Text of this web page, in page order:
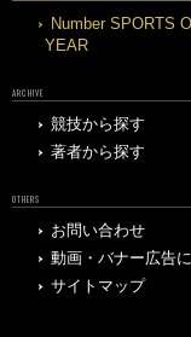
Number SPORTS
YEAR
ARCHIVE
競技から探す
著者から探す
OTHERS
お問い合わせ
動画・バナー広告
サイトマップ